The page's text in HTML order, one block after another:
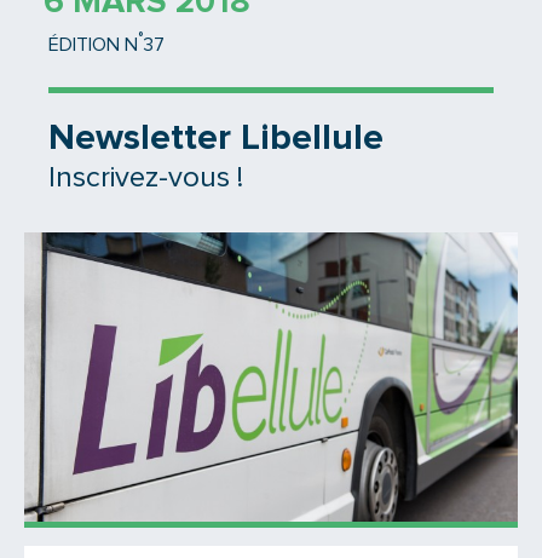
ÉDITION N °37
Newsletter Libellule
Inscrivez-vous !